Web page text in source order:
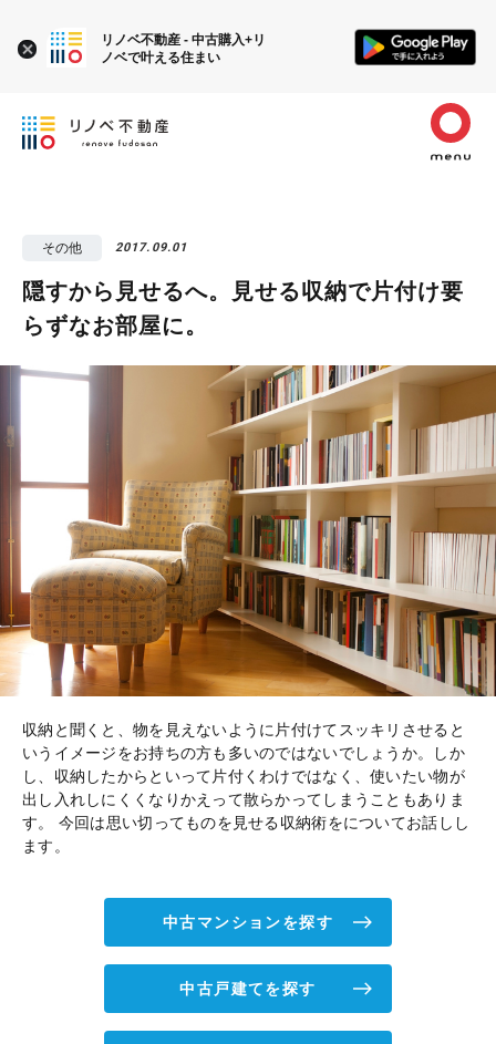
その他 2017.09.01
隠すから見せるへ。見せる収納で片付け要
らずなお部屋に。
収納と聞くと、物を見えないように片付けてスッキリさせると
いうイメージをお持ちの方も多いのではないでしょうか。しか
し、収納したからといって片付くわけではなく、使いたい物が
出し入れしにくくなりかえって散らかってしまうこともありま
す。 今回は思い切ってものを見せる収納術をについてお話しし
ます。
中古マンションを探す
中古戸建てを探す
リノベ不動産 - 中古購入+リ
ノベで叶える住まい